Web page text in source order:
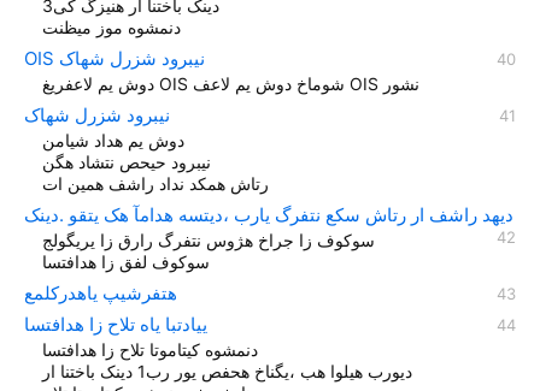
دینک باختنا ار هنیزگ کی3
دنمشوه موز میظنت
OIS نیبرود شزرل شهاک
دوش یم لاعفریغ OIS شوماخ دوش یم لاعف OIS نشور
نیبرود شزرل شهاک
دوش یم هداد شیامن
نیبرود حیحص نتشاد هگن
رتاش همکد نداد راشف همین ات
دیهد راشف ار رتاش سکع نتفرگ یارب ،دیتسه هدامآ هک یتقو .دینک
سوکوف زا جراخ هژوس نتفرگ رارق زا یریگولج
سوکوف لفق زا هدافتسا
هتفرشیپ یاهدرکلمع
ییادتبا یاه تلاح زا هدافتسا
دنمشوه کیتاموتا تلاح زا هدافتسا
دیورب هیلوا هب ،یگناخ هحفص یور رب1 دينک باختنا ار